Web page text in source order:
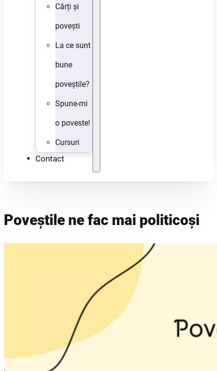
Cărți și
povești
La ce sunt
bune
poveștile?
Spune-mi
o poveste!
Cursuri
Contact
Poveștile ne fac mai politicoși